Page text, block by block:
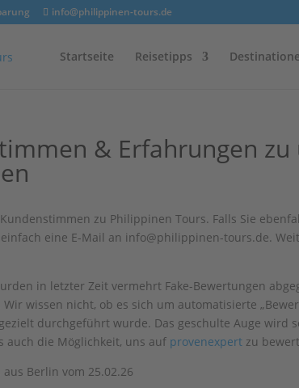
info@philippinen-tours.de
Startseite Reisetipps
& Erfahrungen
zu Philippinen Tours. Falls Sie
eine E-Mail an info@philippinen-tours.de.
in letzter Zeit vermehrt Fake-Bewertungen
wissen nicht, ob es sich um automatisierte
durchgeführt wurde. Das geschulte Auge wird
auch die Möglichkeit, uns auf provenexpert zu
Berlin vom 25.02.26